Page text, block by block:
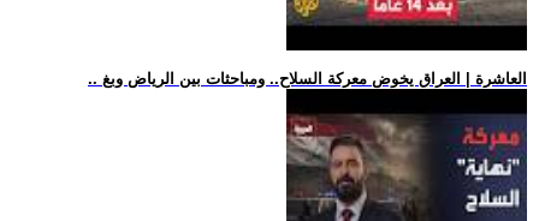
.. العاشرة | العراق يخوض معركة السلاح.. ومباحثات بين الرياض وبغ